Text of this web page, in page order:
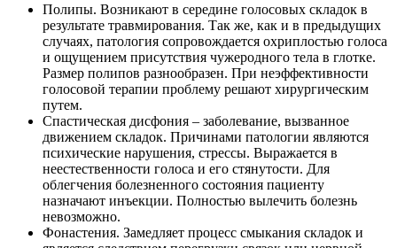
Полипы. Возникают в середине голосовых складок в
результате травмирования. Так же, как и в предыдущих
случаях, патология сопровождается охриплостью голоса
и ощущением присутствия чужеродного тела в глотке.
Размер полипов разнообразен. При неэффективности
голосовой терапии проблему решают хирургическим
путем.
Спастическая дисфония – заболевание, вызванное
движением складок. Причинами патологии являются
психические нарушения, стрессы. Выражается в
неестественности голоса и его стянутости. Для
облегчения болезненного состояния пациенту
назначают инъекции. Полностью вылечить болезнь
невозможно.
Фонастения. Замедляет процесс смыкания складок и